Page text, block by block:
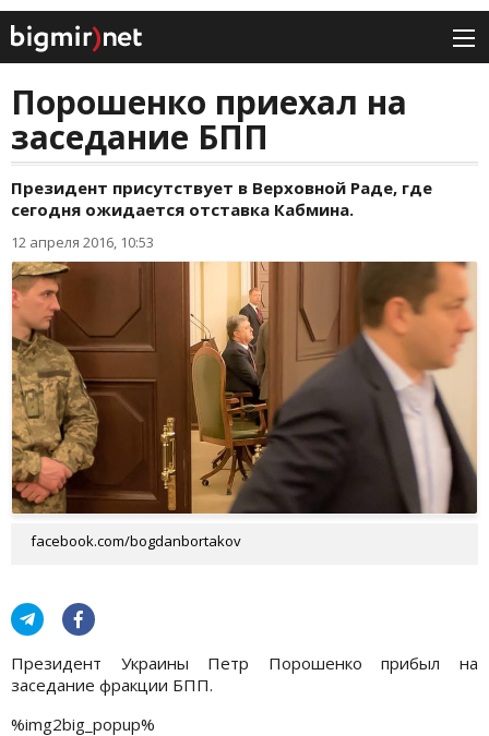
Порошенко приехал на
заседание БПП
Президент присутствует в Верховной Раде, где
сегодня ожидается отставка Кабмина.
12 апреля 2016, 10:53
facebook.com/bogdanbortakov
Президент Украины Петр Порошенко прибыл на
заседание фракции БПП.
%img2big_popup%